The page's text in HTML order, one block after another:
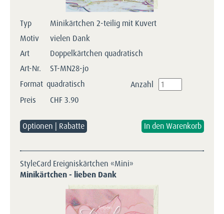
Typ
Minikärtchen 2-teilig mit Kuvert
Motiv
vielen Dank
Art
Doppelkärtchen quadratisch
Art-Nr.
ST-MN28-jo
Format quadratisch
Anzahl
Preis
CHF3.90
Optionen | Rabatte
StyleCard Ereigniskärtchen «Mini»
Minikärtchen - lieben Dank